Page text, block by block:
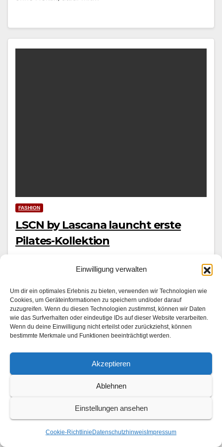
Einwilligung verwalten
Um dir ein optimales Erlebnis zu bieten, verwenden wir Technologien wie
Cookies, um Geräteinformationen zu speichern und/oder darauf
zuzugreifen. Wenn du diesen Technologien zustimmst, können wir Daten
wie das Surfverhalten oder eindeutige IDs auf dieser Website verarbeiten.
Wenn du deine Einwilligung nicht erteilst oder zurückziehst, können
bestimmte Merkmale und Funktionen beeinträchtigt werden.
Akzeptieren
Ablehnen
Einstellungen ansehen
Cookie-Richtlinie Datenschutzhinweis Impressum
FASHION
LSCN by Lascana launcht erste
Pilates-Kollektion
Las­cana droppt erst­mals eine eigene Pilates-Kollek­
tion – und bringt damit einen neuen Rhyth­mus in den
Stu­dio-All­t­ag. Die Lin­ie vere­int sportliche Funk­tion­al­
ität mit modis­chen Activewear-Ele­menten: Fließende
Sil­hou­et­ten tre­f­fen auf feine, fem­i­nine…